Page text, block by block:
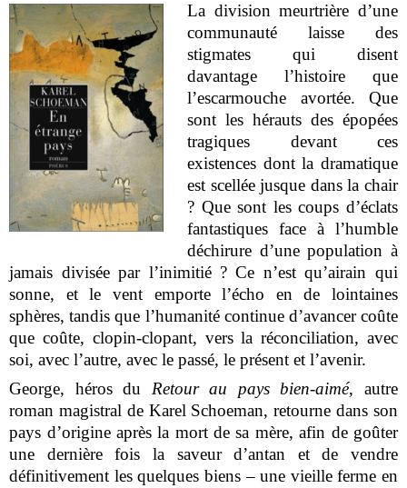
La division meurtrière d’une
communauté laisse des
stigmates qui disent
davantage l’histoire que
l’escarmouche avortée. Que
sont les hérauts des épopées
tragiques devant ces
existences dont la dramatique
est scellée jusque dans la chair
? Que sont les coups d’éclats
fantastiques face à l’humble
déchirure d’une population à
jamais divisée par l’inimitié ? Ce n’est qu’airain qui
sonne, et le vent emporte l’écho en de lointaines
sphères, tandis que l’humanité continue d’avancer coûte
que coûte, clopin-clopant, vers la réconciliation, avec
soi, avec l’autre, avec le passé, le présent et l’avenir.
George, héros du Retour au pays bien-aimé, autre
roman magistral de Karel Schoeman, retourne dans son
pays d’origine après la mort de sa mère, afin de goûter
une dernière fois la saveur d’antan et de vendre
définitivement les quelques biens – une vieille ferme en